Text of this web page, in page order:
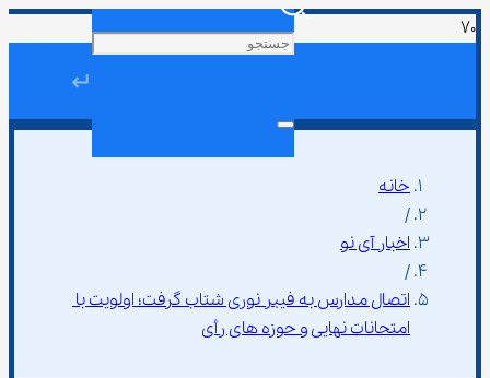
↵
خانه
/
اخبار آی نو
/
اتصال مدارس به فیبر نوری شتاب گرفت؛ اولویت با
امتحانات نهایی و حوزه ‌های رأی